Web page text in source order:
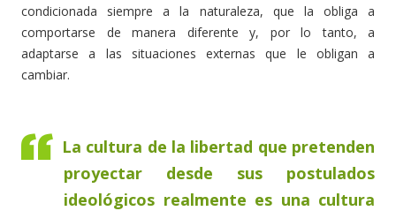
condicionada siempre a la naturaleza, que la obliga a
comportarse de manera diferente y, por lo tanto, a
adaptarse a las situaciones externas que le obligan a
cambiar.
La cultura de la libertad que pretenden
proyectar desde sus postulados
ideológicos realmente es una cultura